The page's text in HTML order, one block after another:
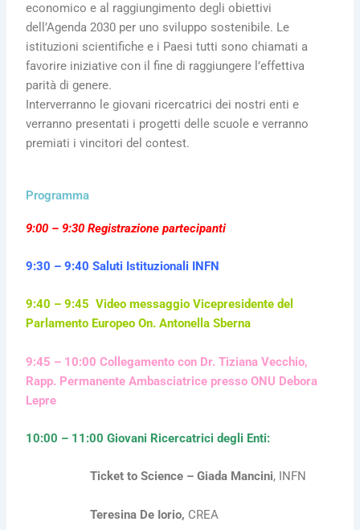
economico e al raggiungimento degli obiettivi
dell’Agenda 2030 per uno sviluppo sostenibile. Le
istituzioni scientifiche e i Paesi tutti sono chiamati a
favorire iniziative con il fine di raggiungere l’effettiva
parità di genere.
Interverranno le giovani ricercatrici dei nostri enti e
verranno presentati i progetti delle scuole e verranno
premiati i vincitori del contest.
Programma
9:00 – 9:30 Registrazione partecipanti
9:30 – 9:40 Saluti Istituzionali INFN
9:40 – 9:45 Video messaggio Vicepresidente del
Parlamento Europeo On. Antonella Sberna
9:45 – 10:00 Collegamento con Dr. Tiziana Vecchio,
Rapp. Permanente Ambasciatrice presso ONU Debora
Lepre
10:00 – 11:00 Giovani Ricercatrici degli Enti:
Ticket to Science – Giada Mancini, INFN
Teresina De Iorio, CREA